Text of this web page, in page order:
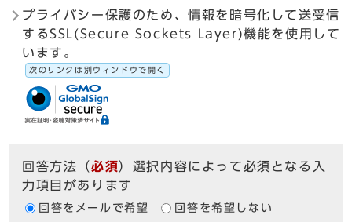
プライバシー保護のため、情報を暗号化して送受信
するSSL(Secure Sockets Layer)機能を使用して
います。
次のリンクは別ウィンドウで開く
回答方法 （必須）選択内容によって必須となる入
力項目があります
回答をメールで希望 回答を希望しない